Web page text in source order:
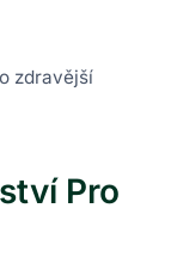
zdravější
Pro